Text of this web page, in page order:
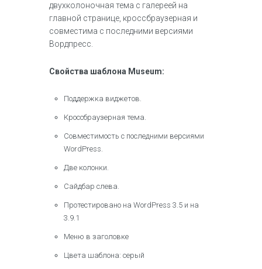
двухколоночная тема с галереей на
главной странице, кроссбраузерная и
совместима с последними версиями
Вордпресс.
Свойства шаблона Museum:
Поддержка виджетов.
Кроссбраузерная тема.
Совместимость с последними версиями
WordPress.
Две колонки.
Сайдбар слева.
Протестировано на WordPress 3.5 и на
3.9.1
Меню в заголовке
Цвета шаблона: серый